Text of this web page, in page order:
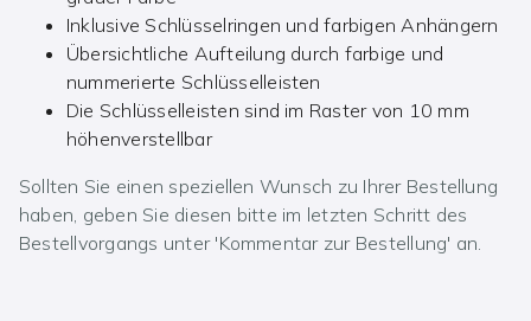
Inklusive Schlüsselringen und farbigen Anhängern
Übersichtliche Aufteilung durch farbige und
nummerierte Schlüsselleisten
Die Schlüsselleisten sind im Raster von 10 mm
höhenverstellbar
Sollten Sie einen speziellen Wunsch zu Ihrer Bestellung
haben, geben Sie diesen bitte im letzten Schritt des
Bestellvorgangs unter 'Kommentar zur Bestellung' an.